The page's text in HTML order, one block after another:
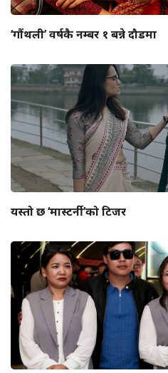
‘गौंथली’ वर्षकै नम्बर १ बन्ने दौडमा
यस्तो छ ‘मास्टर्नी’को टिजर